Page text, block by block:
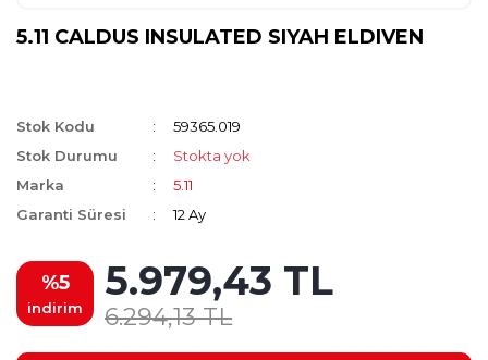
5.11 CALDUS INSULATED SIYAH ELDIVEN
Stok Kodu
59365.019
Stok Durumu
Stokta yok
Marka
5.11
Garanti Süresi
12 Ay
%5
indirim
5.979,43 TL
6.294,13 TL